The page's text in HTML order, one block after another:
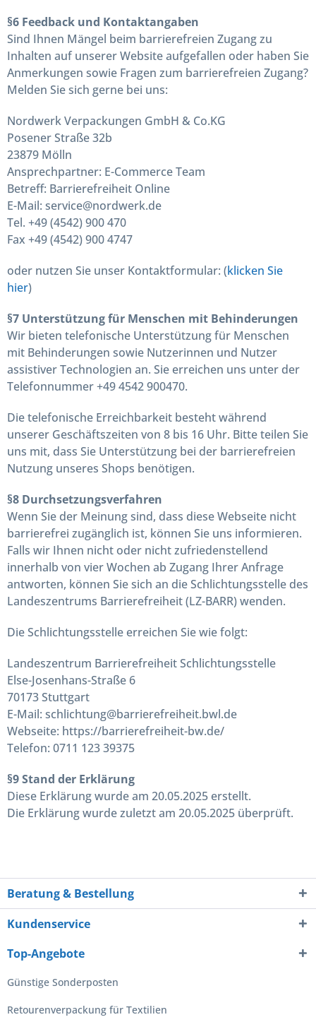
§6 Feedback und Kontaktangaben
Sind Ihnen Mängel beim barrierefreien Zugang zu
Inhalten auf unserer Website aufgefallen oder haben Sie
Anmerkungen sowie Fragen zum barrierefreien Zugang?
Melden Sie sich gerne bei uns:
Nordwerk Verpackungen GmbH & Co.KG
Posener Straße 32b
23879 Mölln
Ansprechpartner: E-Commerce Team
Betreff: Barrierefreiheit Online
E-Mail: service@nordwerk.de
Tel. +49 (4542) 900 470
Fax +49 (4542) 900 4747
oder nutzen Sie unser Kontaktformular: (klicken Sie
hier)
§7 Unterstützung für Menschen mit Behinderungen
Wir bieten telefonische Unterstützung für Menschen
mit Behinderungen sowie Nutzerinnen und Nutzer
assistiver Technologien an. Sie erreichen uns unter der
Telefonnummer +49 4542 900470.
Die telefonische Erreichbarkeit besteht während
unserer Geschäftszeiten von 8 bis 16 Uhr. Bitte teilen Sie
uns mit, dass Sie Unterstützung bei der barrierefreien
Nutzung unseres Shops benötigen.
§8 Durchsetzungsverfahren
Wenn Sie der Meinung sind, dass diese Webseite nicht
barrierefrei zugänglich ist, können Sie uns informieren.
Falls wir Ihnen nicht oder nicht zufriedenstellend
innerhalb von vier Wochen ab Zugang Ihrer Anfrage
antworten, können Sie sich an die Schlichtungsstelle des
Landeszentrums Barrierefreiheit (LZ-BARR) wenden.
Die Schlichtungsstelle erreichen Sie wie folgt:
Landeszentrum Barrierefreiheit Schlichtungsstelle
Else-Josenhans-Straße 6
70173 Stuttgart
E-Mail: schlichtung@barrierefreiheit.bwl.de
Webseite: https://barrierefreiheit-bw.de/
Telefon: 0711 123 39375
§9 Stand der Erklärung
Diese Erklärung wurde am 20.05.2025 erstellt.
Die Erklärung wurde zuletzt am 20.05.2025 überprüft.
Beratung & Bestellung
Kundenservice
Top-Angebote
Günstige Sonderposten
Retourenverpackung für Textilien